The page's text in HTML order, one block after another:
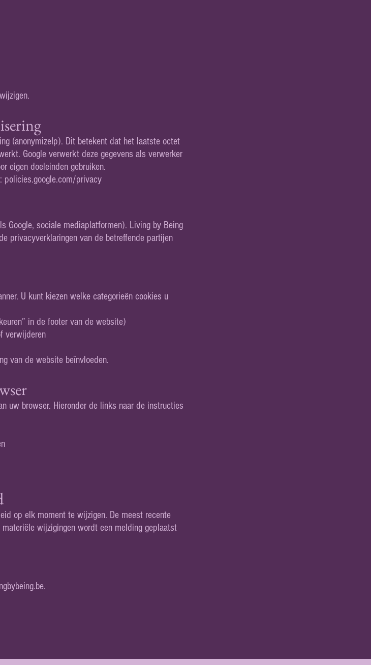
(anonymizeIp). Dit betekent dat het laatste octet
Google verwerkt deze gegevens als verwerker
eigen doeleinden gebruiken.
policies.google.com/privacy
Google, sociale mediaplatformen). Living by Being
privacyverklaringen van de betreffende partijen
U kunt kiezen welke categorieën cookies u
in de footer van de website)
verwijderen
van de website beïnvloeden.
uw browser. Hieronder de links naar de instructies
op elk moment te wijzigen. De meest recente
materiële wijzigingen wordt een melding geplaatst
.